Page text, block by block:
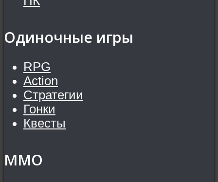
Одиночные игры
RPG
Action
Стратегии
Гонки
Квесты
MMO